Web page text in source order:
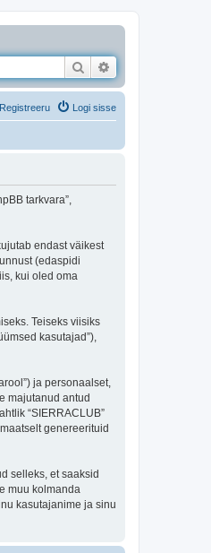
Otsi
Logi sisse
Registreeru
tarkvara”,
endast väikest
(edaspidi
kui oled oma
Teiseks viisiks
kasutajad”),
ja personaalset,
majutanud antud
“SIERRACLUB”
genereerituid
selleks, et saaksid
muu kolmanda
kasutajanime ja sinu